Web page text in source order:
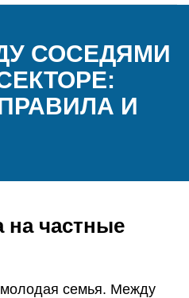
СОСЕДЯМИ
И
на частные
семья. Между